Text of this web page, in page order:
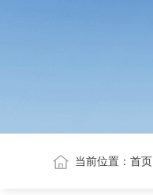
当前位置：首页